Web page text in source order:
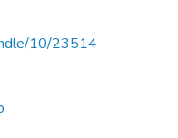
10/23514